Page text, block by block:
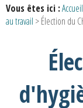
Vous êtes ici :Accueil
au travail > Élection du